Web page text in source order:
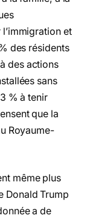
et
des résidents
des actions
sans
% à tenir
que la
Royaume-
même plus
Donald Trump
a de